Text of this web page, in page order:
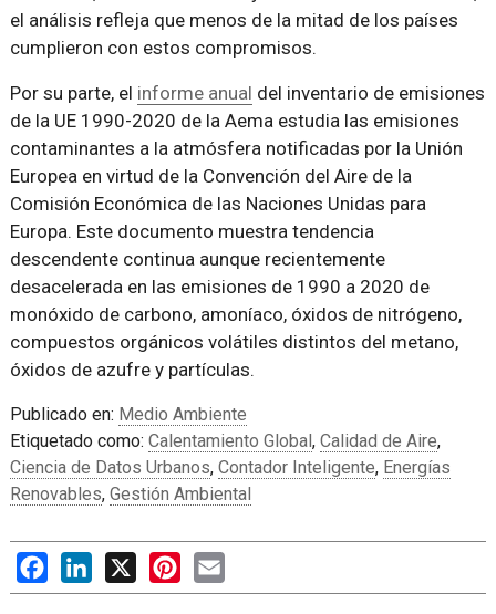
el análisis refleja que menos de la mitad de los países
cumplieron con estos compromisos.
Por su parte, el informe anual del inventario de emisiones
de la UE 1990-2020 de la Aema estudia las emisiones
contaminantes a la atmósfera notificadas por la Unión
Europea en virtud de la Convención del Aire de la
Comisión Económica de las Naciones Unidas para
Europa. Este documento muestra tendencia
descendente continua aunque recientemente
desacelerada en las emisiones de 1990 a 2020 de
monóxido de carbono, amoníaco, óxidos de nitrógeno,
compuestos orgánicos volátiles distintos del metano,
óxidos de azufre y partículas.
Publicado en: Medio Ambiente
Etiquetado como: Calentamiento Global, Calidad de Aire,
Ciencia de Datos Urbanos, Contador Inteligente, Energías
Renovables, Gestión Ambiental
FacebookLinkedIn
X PinterestEmail